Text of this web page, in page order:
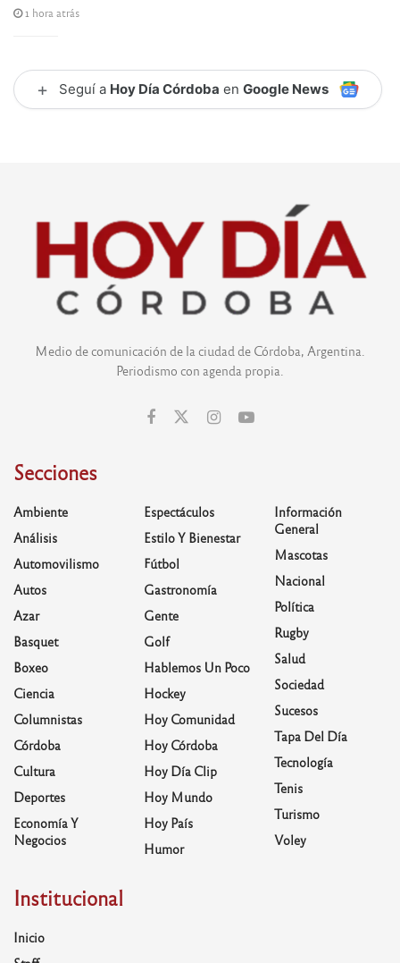
1 hora atrás
+ Seguí a Hoy Día Córdoba en Google News
Medio de comunicación de la ciudad de Córdoba, Argentina.
Periodismo con agenda propia.
Secciones
Ambiente
Análisis
Automovilismo
Autos
Azar
Basquet
Boxeo
Ciencia
Columnistas
Córdoba
Cultura
Deportes
Economía Y
Negocios
Espectáculos
Estilo Y Bienestar
Fútbol
Gastronomía
Gente
Golf
Hablemos Un Poco
Hockey
Hoy Comunidad
Hoy Córdoba
Hoy Día Clip
Hoy Mundo
Hoy País
Humor
Información
General
Mascotas
Nacional
Política
Rugby
Salud
Sociedad
Sucesos
Tapa Del Día
Tecnología
Tenis
Turismo
Voley
Institucional
Inicio